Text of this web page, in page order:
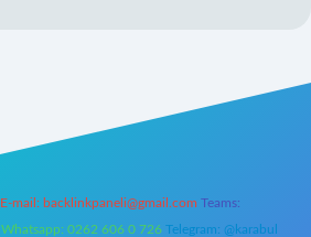
E-mail: backlinkpaneli@gmail.com Teams:
Whatsapp: 0262 606 0 726 Telegram: @karabul